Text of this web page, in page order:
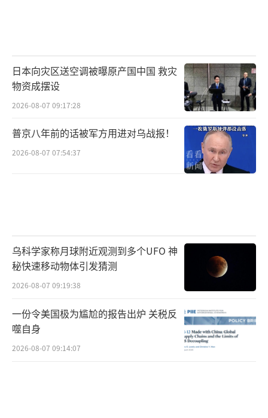
日本向灾区送空调被曝原产国中国 救灾
物资成摆设
2026-08-07 09:17:28
普京八年前的话被军方用进对乌战报！
2026-08-07 07:54:37
乌科学家称月球附近观测到多个UFO 神
秘快速移动物体引发猜测
2026-08-07 09:19:38
一份令美国极为尴尬的报告出炉 关税反
噬自身
2026-08-07 09:14:07